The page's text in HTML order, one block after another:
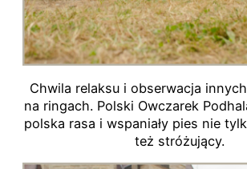
Chwila relaksu i obserwacja
na ringach. Polski Owczarek
polska rasa i wspaniały pies nie
też stróżujący.